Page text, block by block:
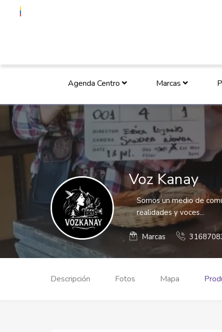
Agenda Centro Marcas
Voz Kanay
Somos un medio de
realidades y voces...
Marcas
Descripción Fotos Mapa